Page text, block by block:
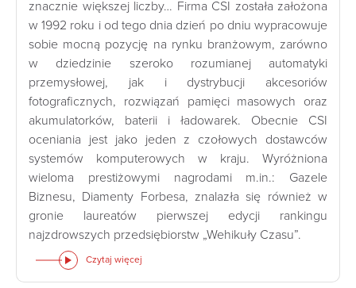
znacznie większej liczby… Firma CSI została założona
w 1992 roku i od tego dnia dzień po dniu wypracowuje
sobie mocną pozycję na rynku branżowym, zarówno
w dziedzinie szeroko rozumianej automatyki
przemysłowej, jak i dystrybucji akcesoriów
fotograficznych, rozwiązań pamięci masowych oraz
akumulatorków, baterii i ładowarek. Obecnie CSI
oceniania jest jako jeden z czołowych dostawców
systemów komputerowych w kraju. Wyróżniona
wieloma prestiżowymi nagrodami m.in.: Gazele
Biznesu, Diamenty Forbesa, znalazła się również w
gronie laureatów pierwszej edycji rankingu
najzdrowszych przedsiębiorstw „Wehikuły Czasu”.
Czytaj więcej